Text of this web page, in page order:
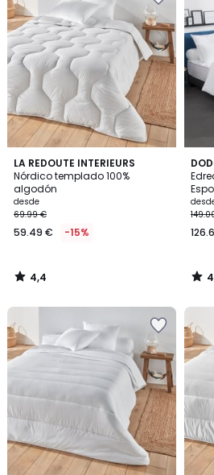
LA REDOUTE INTERIEURS
Nórdico templado 100%
algodón
desde
69.99 €
59.49 € -15%
4,4
/ 5
4,4
/
4,5
/ 5
/